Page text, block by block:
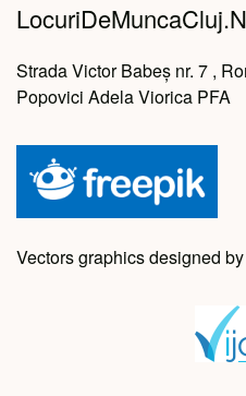
Strada Victor Babeș nr. 7 ,
Popovici Adela Viorica PFA
Vectors graphics designed